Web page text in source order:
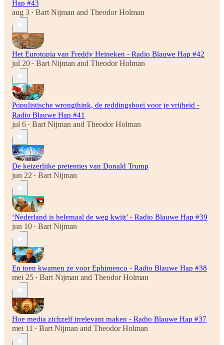
Hap #43
aug 3 • Bart Nijman and Theodor Holman
Het Eurotopia van Freddy Heineken - Radio Blauwe Hap #42
jul 20 • Bart Nijman and Theodor Holman
Populistische wrongthink, de reddingsboei voor je vrijheid -
Radio Blauwe Hap #41
jul 6 • Bart Nijman and Theodor Holman
De keizerlijke pretenties van Donald Trump
jun 22 • Bart Nijman
‘Nederland is helemaal de weg kwijt’ - Radio Blauwe Hap #39
jun 10 • Bart Nijman
En toen kwamen ze voor Ephimenco - Radio Blauwe Hap #38
mei 25 • Bart Nijman and Theodor Holman
Hoe media zichzelf irrelevant maken - Radio Blauwe Hap #37
mei 11 • Bart Nijman and Theodor Holman